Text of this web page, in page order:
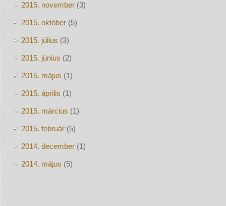
2015. november(3)
2015. október(5)
2015. július (3)
2015. június (2)
2015. május (1)
2015. április (1)
2015. március (1)
2015. február(5)
2014. december(1)
2014. május (5)